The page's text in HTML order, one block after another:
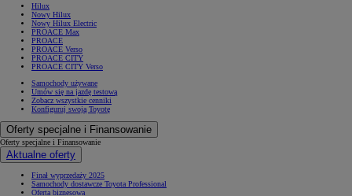
Hilux
Nowy Hilux
Nowy Hilux Electric
PROACE Max
PROACE
PROACE Verso
PROACE CITY
PROACE CITY Verso
Samochody używane
Umów się na jazdę testową
Zobacz wszystkie cenniki
Konfiguruj swoją Toyotę
Oferty specjalne i Finansowanie
Oferty specjalne i Finansowanie
Aktualne oferty
Finał wyprzedaży 2025
Samochody dostawcze Toyota Professional
Oferta biznesowa